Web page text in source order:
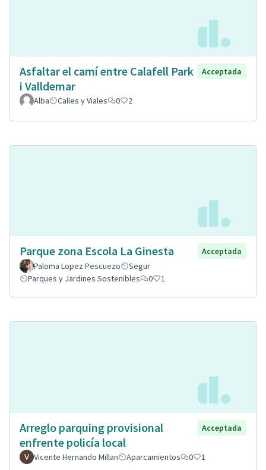
Asfaltar el camí entre Calafell Park
i Valldemar
Acceptada
Alba Calles y Viales 0 2
Parque zona Escola La Ginesta
Acceptada
Paloma Lopez Pescuezo
Segur
Parques y Jardines Sostenibles
0 1
Arreglo parquing provisional
enfrente policía local
Acceptada
Vicente Hernando Millan Aparcamientos 0 1